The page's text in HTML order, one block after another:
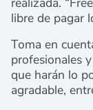
libre de pagar
Toma en
profesionales
que harán lo
agradable,